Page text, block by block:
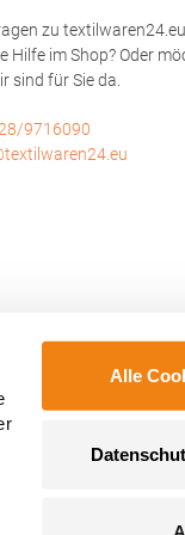
Alle
Deutschland E-
zu
Hilfe im Shop? Oder
sind für Sie da.
9716090